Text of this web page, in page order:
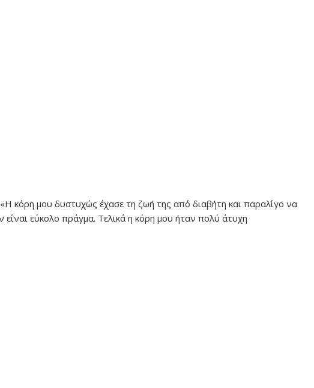
κόρη μου δυστυχώς έχασε τη ζωή της από διαβήτη και παραλίγο να
είναι εύκολο πράγμα. Τελικά η κόρη μου ήταν πολύ άτυχη